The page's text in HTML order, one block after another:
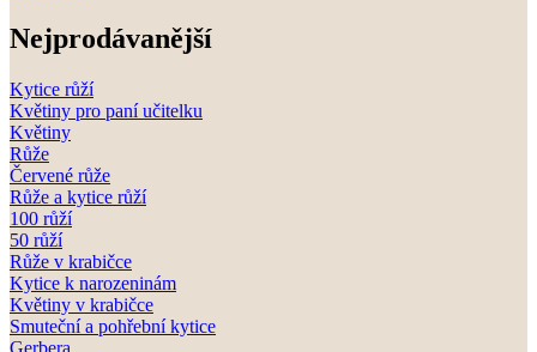
Nejprodávanější
Kytice růží
Květiny pro paní učitelku
Květiny
Růže
Červené růže
Růže a kytice růží
100 růží
50 růží
Růže v krabičce
Kytice k narozeninám
Květiny v krabičce
Smuteční a pohřební kytice
Gerbera